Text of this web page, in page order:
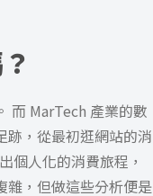
。 而 MarTech 產業的數
跡，從最初逛網站的消
個人化的消費旅程，
雜，但做這些分析便是